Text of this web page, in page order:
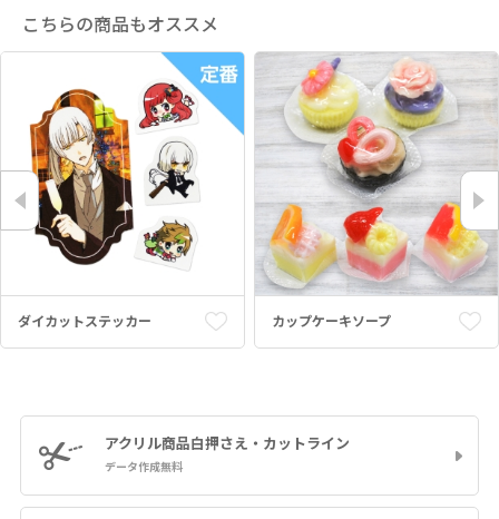
こちらの商品もオススメ
ダイカットステッカー カップケーキソープ
アクリル商品白押さえ・カットライン
データ作成無料